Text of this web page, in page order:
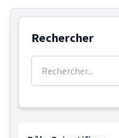
Rechercher